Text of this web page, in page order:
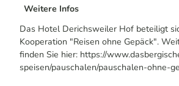
Weitere Infos
Das Hotel Derichsweiler Hof beteiligt
Kooperation "Reisen ohne Gepäck".
finden Sie hier: https://
speisen/pauschalen/pauschalen-ohne-